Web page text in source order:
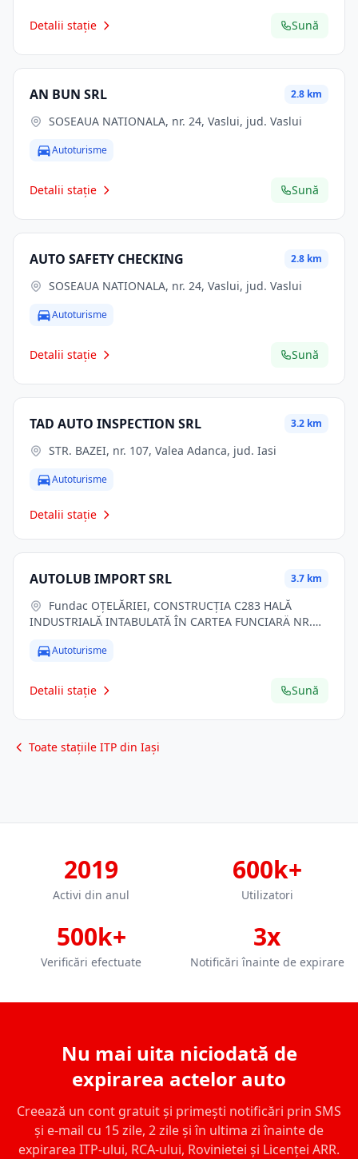
Detalii stație Sună
AN BUN SRL 2.8 km
SOSEAUA NATIONALA, nr. 24, Vaslui, jud. Vaslui
Autoturisme
Detalii stație Sună
AUTO SAFETY CHECKING 2.8 km
SOSEAUA NATIONALA, nr. 24, Vaslui, jud. Vaslui
Autoturisme
Detalii stație Sună
TAD AUTO INSPECTION SRL 3.2 km
STR. BAZEI, nr. 107, Valea Adanca, jud. Iasi
Autoturisme
Detalii stație
AUTOLUB IMPORT SRL 3.7 km
INDUSTRIALĂ INTABULATĂ ÎN CARTEA FUNCIARÄ NR.
Iasi Autoturisme
Detalii stație Sună
Toate stațiile ITP din Iași
2019
Activi din anul
600k+
Utilizatori
500k+
Verificări efectuate
3x
Notificări înainte de expirare
Nu mai uita niciodată de
expirarea actelor auto
Creează un cont gratuit și primești notificări prin SMS
și e-mail cu 15 zile, 2 zile și în ultima zi înainte de
expirarea ITP-ului, RCA-ului, Rovinietei și Licenței ARR.